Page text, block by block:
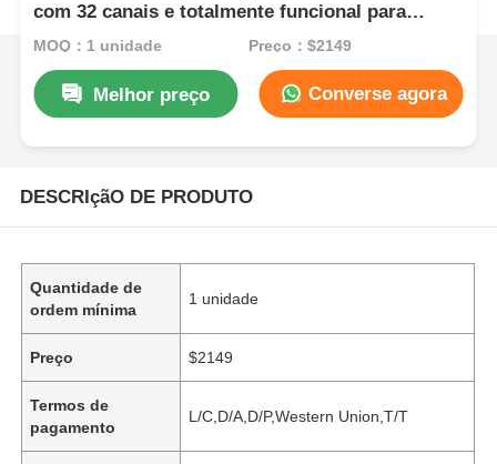
com 32 canais e totalmente funcional para
mixagem de áudio profissional | Mais vendido
MOQ：1 unidade Preço：$2149
Melhor preço Converse agora
DESCRIçãO DE PRODUTO
Quantidade de
ordem mínima
1 unidade
Preço $2149
Termos de
pagamento
L/C,D/A,D/P,Western Union,T/T